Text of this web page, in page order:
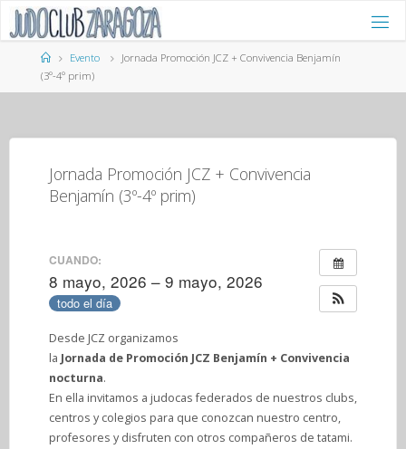
Saltar
contenidoPágina
de
Inicio
Evento
Jornada Promoción JCZ + Convivencia Benjamín
(3º-4º prim)
Jornada Promoción JCZ + Convivencia
Benjamín (3º-4º prim)
CUANDO:
8 mayo, 2026 – 9 mayo, 2026
todo el día
Desde JCZ organizamos
la Jornada de Promoción JCZ Benjamín + Convivencia
nocturna.
En ella invitamos a judocas federados de nuestros clubs,
centros y colegios para que conozcan nuestro centro,
profesores y disfruten con otros compañeros de tatami.